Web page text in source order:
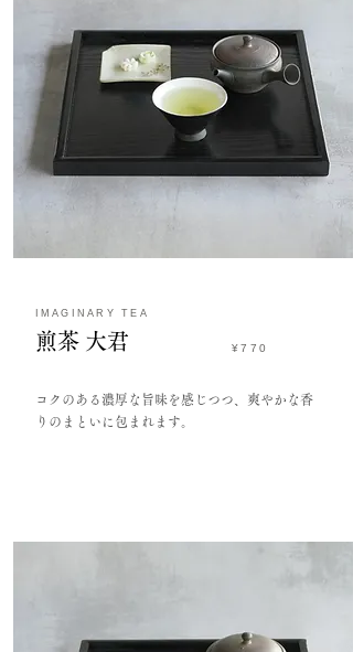
IMAGINARY TEA
​煎茶 大君 ¥770​
コクのある濃厚な旨味を感じつつ、爽やかな香
りのまといに包まれます。